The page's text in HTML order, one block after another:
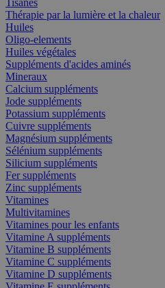
Tisanes
Thérapie par la lumière et la chaleur
Huiles
Oligo-elements
Huiles végétales
Suppléments d'acides aminés
Mineraux
Calcium suppléments
Jode suppléments
Potassium suppléments
Cuivre suppléments
Magnésium suppléments
Sélénium suppléments
Silicium suppléments
Fer suppléments
Zinc suppléments
Vitamines
Multivitamines
Vitamines pour les enfants
Vitamine A suppléments
Vitamine B suppléments
Vitamine C suppléments
Vitamine D suppléments